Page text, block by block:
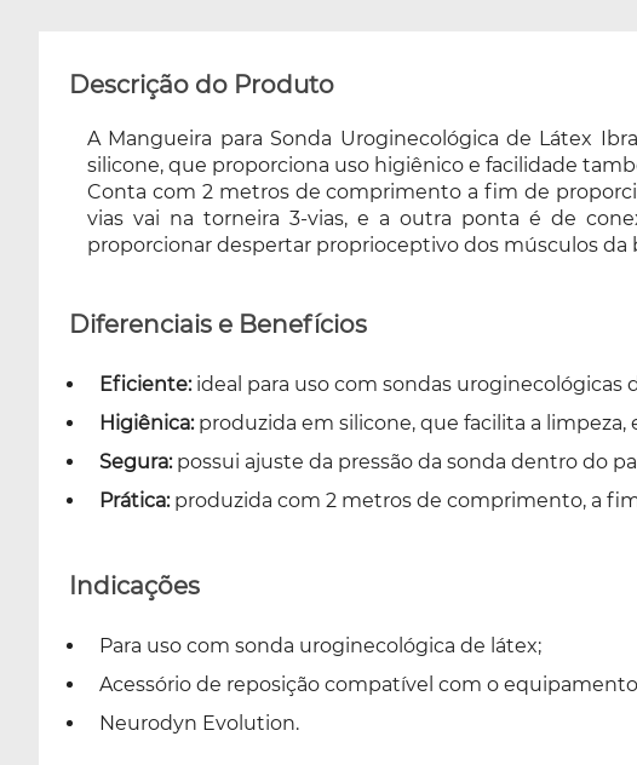
Descrição do Produto
A Mangueira para Sonda Uroginecológica de Látex
silicone, que proporciona uso higiênico e facilidade
Conta com 2 metros de comprimento a fim de
vias vai na torneira 3-vias, e a outra ponta é de
proporcionar despertar proprioceptivo dos músculos da
Diferenciais e Benefícios
Eficiente:ideal para uso com sondas uroginecológicas
Higiênica:produzida em silicone, que facilita a limpeza,
Segura:possui ajuste da pressão da sonda dentro do
Prática:produzida com 2 metros de comprimento, a
Indicações
Para uso com sonda uroginecológica de látex;
Acessório de reposição compatível com o
Neurodyn Evolution.